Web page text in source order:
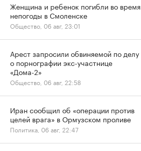
Женщина и ребенок погибли во время
непогоды в Смоленске
Общество, 06 авг, 23:01
Арест запросили обвиняемой по делу
о порнографии экс-участнице
«Дома-2»
Общество, 06 авг, 22:58
Иран сообщил об «операции против
целей врага» в Ормузском проливе
Политика, 06 авг, 22:47